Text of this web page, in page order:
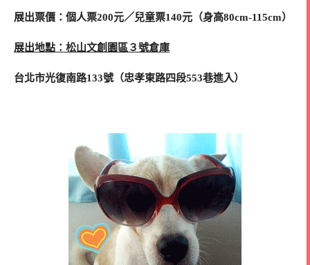
展出票價：個人票200元／兒童票140元（身高80cm-115cm）
展出地點：松山文創園區３號倉庫
台北市光復南路133號（忠孝東路四段553巷進入）